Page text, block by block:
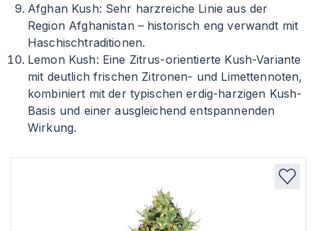
Afghan Kush: Sehr harzreiche Linie aus der
Region Afghanistan – historisch eng verwandt mit
Haschischtraditionen.
Lemon Kush: Eine Zitrus-orientierte Kush-Variante
mit deutlich frischen Zitronen- und Limettennoten,
kombiniert mit der typischen erdig-harzigen Kush-
Basis und einer ausgleichend entspannenden
Wirkung.